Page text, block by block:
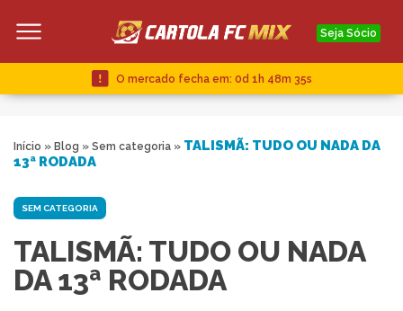
Seja Sócio
O mercado fecha em: 0d 1h 48m 34s
Início » Blog » Sem categoria » TALISMÃ: TUDO OU NADA DA
13ª RODADA
SEM CATEGORIA
TALISMÃ: TUDO OU NADA
DA 13ª RODADA